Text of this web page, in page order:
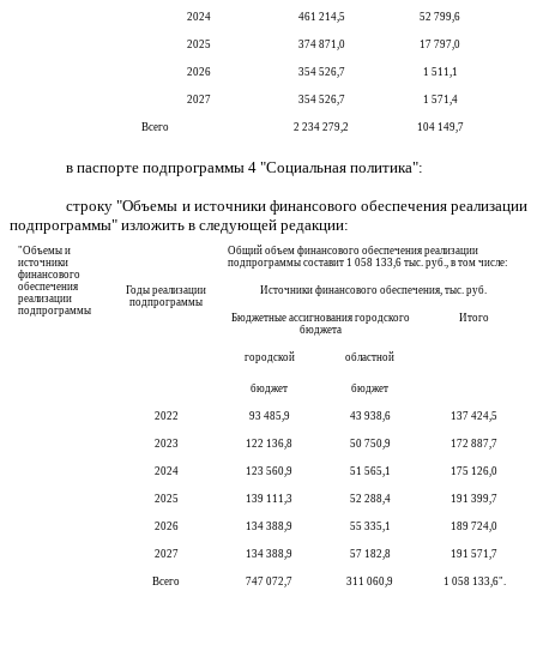
2024 461 214,5 52 799,6
2025 374 871,0 17 797,0
2026 354 526,7 1 511,1
2027 354 526,7 1 571,4
Всего 2 234 279,2 104 149,7
в паспорте подпрограммы 4 "Социальная политика":
строку"Объемы и источники финансового обеспечения реализации
подпрограммы" изложить в следующей редакции:
"Объемы и
источники
финансового
обеспечения
реализации
подпрограммы
Общий объем финансового обеспечения реализации
подпрограммы составит 1 058 133,6 тыс. руб., в том числе:
Годы реализации
подпрограммы
Источники финансового обеспечения, тыс. руб.
Бюджетные ассигнования городского
бюджета
Итого
городской
бюджет
областной
бюджет
2022 93 485,9 43 938,6 137 424,5
2023 122 136,8 50 750,9 172 887,7
2024 123 560,9 51 565,1 175 126,0
2025 139 111,3 52 288,4 191 399,7
2026 134 388,9 55 335,1 189 724,0
2027 134 388,9 57 182,8 191 571,7
Всего 747 072,7 311 060,9 1 058 133,6".